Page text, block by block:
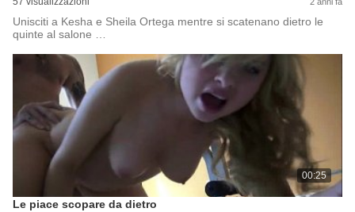
Unisciti a Kesha e Sheila Ortega mentre si scatenano dietro le
quinte al salone …
00:25
Le piace scopare da dietro